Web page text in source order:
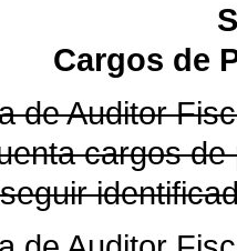
Cargos de
de Auditor
cargos